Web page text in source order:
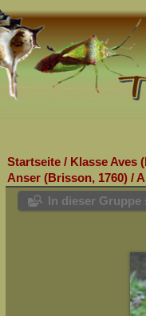
Startseite / Klasse Aves
Anser (Brisson, 1760) /
In dieser Gruppe